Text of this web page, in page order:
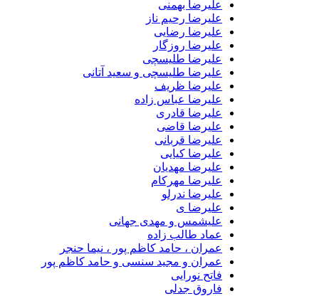
علیرضا بهمنی
علیرضا رحیم ناز
علیرضا رضایی
علیرضا روزگار
علیرضا طلیسچی
علیرضا طلیسچی و سعید آتانی
علیرضا ظریف
علیرضا عباس زاده
علیرضا قادری
علیرضا قاضی
علیرضا قربانی
علیرضا کیایی
علیرضا مهدیان
علیرضا مهرکام
علیرضا ندرلو
علیرضا ی
علیشمس و مهدی جهانی
عماد طالب زاده
عمران ، حامد کاظم پور ، نیما حنجر
عمران و مجید سنسی و حامد کاظم پور
فاتح نورایی
فاروق جدلی